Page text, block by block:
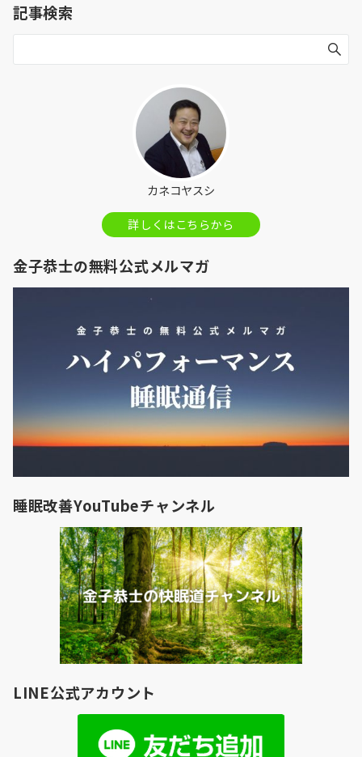
ー
シ
記事検索
カネコヤスシ
詳しくはこちらから
金子恭士の無料公式メルマガ
睡眠改善YouTubeチャンネル
LINE公式アカウント